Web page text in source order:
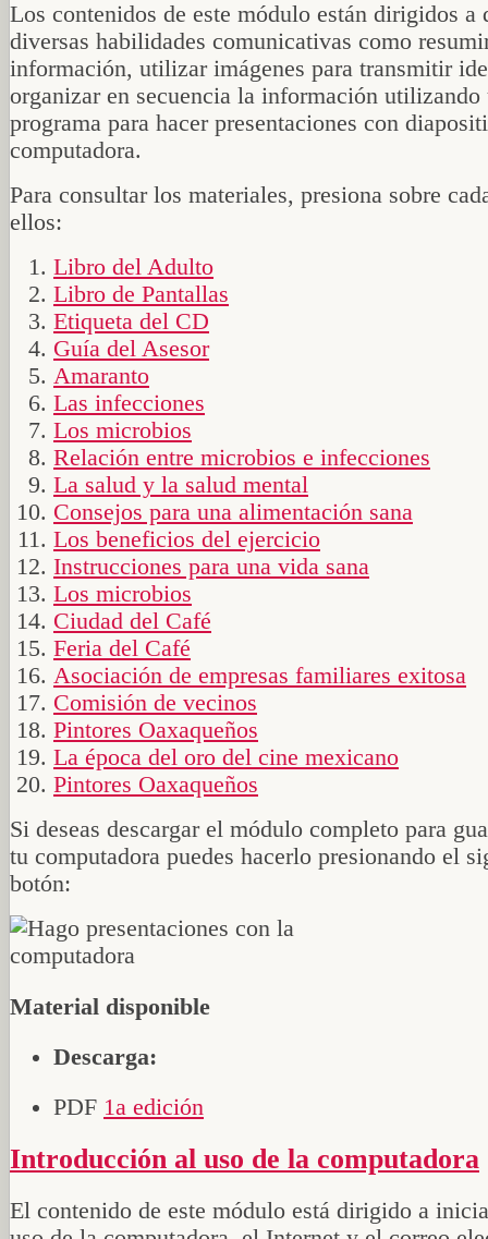
Los contenidos de este módulo están dirigidos a
diversas habilidades comunicativas como
información, utilizar imágenes para transmitir
organizar en secuencia la información utilizando
programa para hacer presentaciones con
computadora.
Para consultar los materiales, presiona sobre
ellos:
Libro del Adulto
Libro de Pantallas
Etiqueta del CD
Guía del Asesor
Amaranto
Las infecciones
Los microbios
Relación entre microbios e infecciones
La salud y la salud mental
Consejos para una alimentación sana
Los beneficios del ejercicio
Instrucciones para una vida sana
Los microbios
Ciudad del Café
Feria del Café
Asociación de empresas familiares exitosa
Comisión de vecinos
Pintores Oaxaqueños
La época del oro del cine mexicano
Pintores Oaxaqueños
Si deseas descargar el módulo completo para
tu computadora puedes hacerlo presionando el
botón:
Material disponible
Descarga:
PDF 1a edición
Introducción al uso de la computadora
El contenido de este módulo está dirigido a